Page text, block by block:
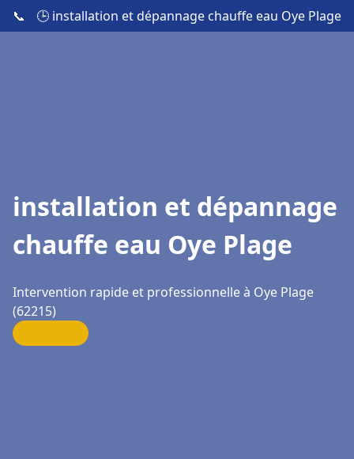
📞 🕒 installation et dépannage chauffe eau Oye Plage
installation et dépannage
chauffe eau Oye Plage
Intervention rapide et professionnelle à Oye Plage
(62215)